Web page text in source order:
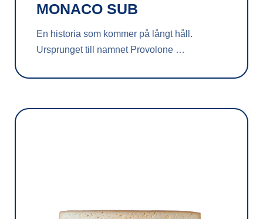
MONACO SUB
En historia som kommer på långt håll.
Ursprunget till namnet Provolone …